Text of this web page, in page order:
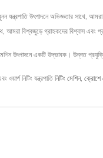
যন্ত্রপাতি উৎপাদনে অভিজ্ঞতার সাথে,
আমরা বিশ্বজুড়ে গ্রাহকদের বিশ্বাস এবং
উৎপাদনে একটি উদ্ভাবক। উন্নত
নিটিং যন্ত্রপাতি নিটিং মেশিন, ক্রোশে